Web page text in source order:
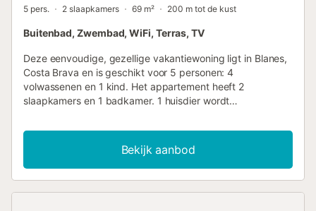
5 pers. 2 slaapkamers 69 m² 200 m tot de kust
Buitenbad, Zwembad, WiFi, Terras, TV
Deze eenvoudige, gezellige vakantiewoning ligt in Blanes,
Costa Brava en is geschikt voor 5 personen: 4
volwassenen en 1 kind. Het appartement heeft 2
slaapkamers en 1 badkamer. 1 huisdier wordt
toegang tot een groot terras waar u zeker veel
aangename momenten zult beleven. Dit vakantiehuis biedt
een mooie gemeenschappelijke ruimte waar er een
zwembad voor volwassenen en een kinderbad is. Er is ook
Bekijk aanbod